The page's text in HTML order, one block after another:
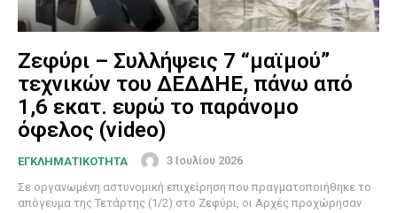
Ζεφύρι – Συλλήψεις 7 “μαϊμού”
τεχνικών του ΔΕΔΔΗΕ, πάνω από
1,6 εκατ. ευρώ το παράνομο
όφελος (video)
ΕΓΚΛΗΜΑΤΙΚΟΤΗΤΑ
3 Ιουλίου 2026
Σε οργανωμένη αστυνομική επιχείρηση που πραγματοποιήθηκε το
απόγευμα της Τετάρτης (1/2) στο Ζεφύρι, οι Αρχές προχώρησαν